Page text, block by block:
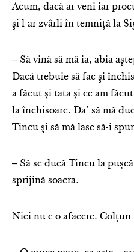
Acum, dacă ar veni iar
şi l-ar zvârli în temniţă la
‒ Să vină să mă ia, abia
Dacă trebuie să fac şi
a făcut şi tata şi ce am
la închisoare. Da’ să mă
Tincu şi să mă lase să-i
‒ Să se ducă Tincu la
sprijină soacra.
Nici nu e o afacere. Colţun